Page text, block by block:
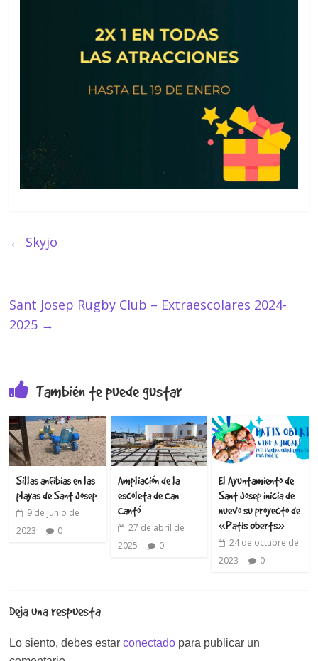
← Skyjo
Sant Josep Rugby Club – Extraescolares 2024-
2025 →
También te puede gustar
Sillas anfibias en las
playas de Sant Josep
9 de junio de
2023
0
Ampliación de la
escoleta de Can
Cantó
27 de abril de
2025
0
El Ayuntamiento de
Sant Josep inicia de
nuevo su proyecto de
«Patis Oberts»
24 de octubre de
2023
0
Deja una respuesta
Lo siento, debes estarconectado para publicar un